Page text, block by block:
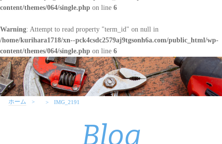
content/themes/064/single.php on line 6
Warning: Attempt to read property "term_id" on null in
/home/kurihara1718/xn--pck4csdc2579aj9tgsonh6a.com/public_html/wp-
content/themes/064/single.php on line 6
ホーム IMG_2191
Blog